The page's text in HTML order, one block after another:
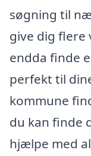
søgning til
give dig flere
endda finde
perfekt til
kommune
du kan finde
hjælpe med